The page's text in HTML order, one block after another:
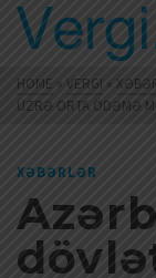
HOME » VERGI »
ÜZRƏ ORTA ÖDƏMƏ
XƏBƏRLƏR